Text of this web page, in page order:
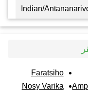
Indian/
Faratsiho
Nosy Varika